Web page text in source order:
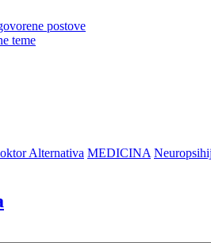
postove
teme
Alternativa MEDICINA